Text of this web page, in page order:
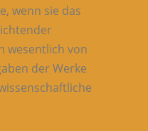
wenn sie das
wesentlich von
der Werke